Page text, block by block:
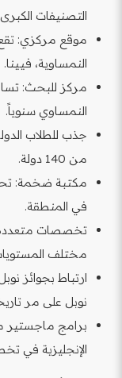
التصنيفات
موقع مركزي: تقع
النمساوية، فيينا.
مركز للبحث:
النمساوي سنوياً.
جذب للطلاب
من 140 دولة.
مكتبة ضخمة:
في المنطقة.
مختلف
ارتباط بجوائز
نوبل على مر
برامج ماجستير
الإنجليزية في